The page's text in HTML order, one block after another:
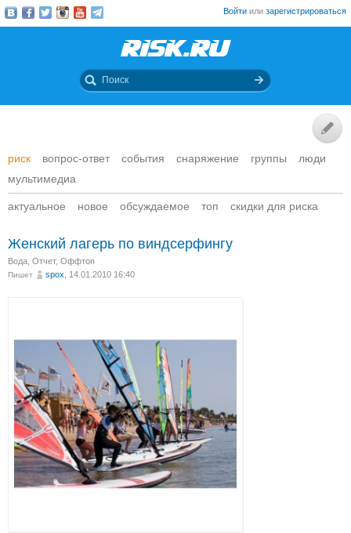
Войти или зарегистрироваться
риск вопрос-ответ события снаряжение группы
люди
мультимедиа
актуальное новое обсуждаемое топ скидки для риска
Женский лагерь по виндсерфингу
Вода Отчет, Оффтоп
Пишет spox , 14.01.2010 16:40